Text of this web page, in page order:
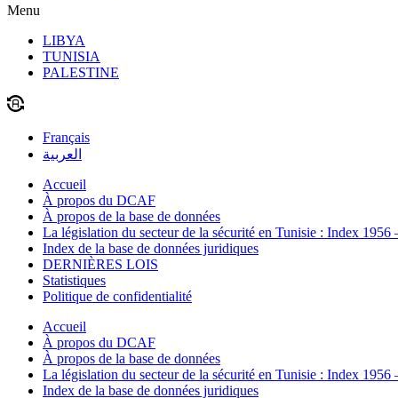
Menu
LIBYA
TUNISIA
PALESTINE
Français
العربية
Accueil
À propos du DCAF
À propos de la base de données
La législation du secteur de la sécurité en Tunisie : Index 1956
Index de la base de données juridiques
DERNIÈRES LOIS
Statistiques
Politique de confidentialité
Accueil
À propos du DCAF
À propos de la base de données
La législation du secteur de la sécurité en Tunisie : Index 1956
Index de la base de données juridiques